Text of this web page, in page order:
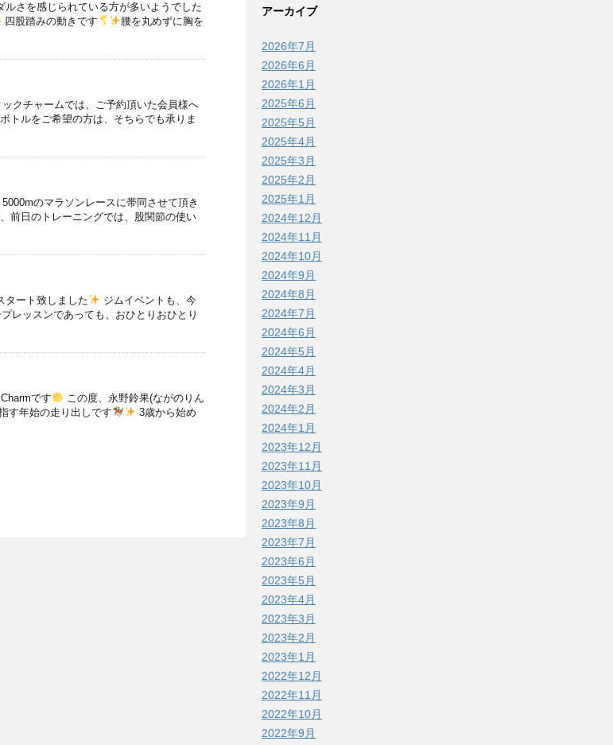
さを感じられている方が多いようでした
四股踏みの動きです
腰を丸めずに胸を
クチャームでは、ご予約頂いた会員様へ
トルをご希望の方は、そちらでも承りま
5000mのマラソンレースに帯同させて頂き
前日のトレーニングでは、股関節の使い
タート致しました
ジムイベントも、今
レッスンであっても、おひとりおひとり
です
この度、永野鈴果(ながのりん
す年始の走り出しです
3歳から始め
アーカイブ
2026年7月
2026年6月
2026年1月
2025年6月
2025年5月
2025年4月
2025年3月
2025年2月
2025年1月
2024年12月
2024年11月
2024年10月
2024年9月
2024年8月
2024年7月
2024年6月
2024年5月
2024年4月
2024年3月
2024年2月
2024年1月
2023年12月
2023年11月
2023年10月
2023年9月
2023年8月
2023年7月
2023年6月
2023年5月
2023年4月
2023年3月
2023年2月
2023年1月
2022年12月
2022年11月
2022年10月
2022年9月